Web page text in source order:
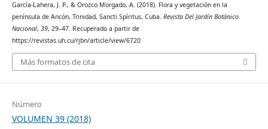
García-Lahera, J. P., & Orozco Morgado, A. (2018). Flora y vegetación en la
península de Ancón, Trinidad, Sancti Spíritus, Cuba. Revista Del Jardín Botánico
Nacional, 39, 29–47. Recuperado a partir de
https://revistas.uh.cu/rjbn/article/view/6720
Más formatos de cita
Número
VOLUMEN 39 (2018)